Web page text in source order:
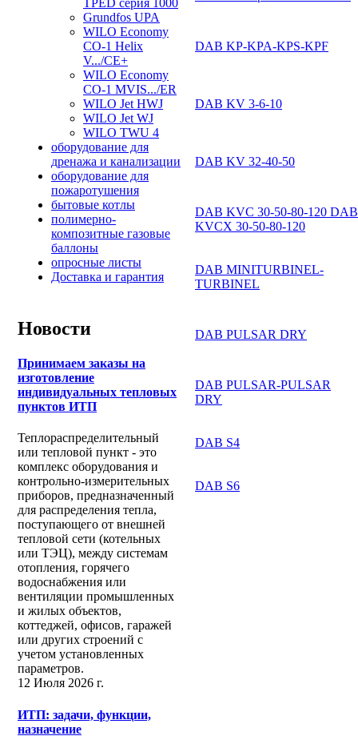
TPED серия 1000
Grundfos UPA
WILO Economy
CO-1 Helix
V.../CE+
WILO Economy
CO-1 MVIS.../ER
WILO Jet HWJ
WILO Jet WJ
WILO TWU 4
оборудование для
дренажа и канализации
оборудование для
пожаротушения
бытовые котлы
полимерно-
композитные газовые
баллоны
опросные листы
Доставка и гарантия
Новости
Принимаем заказы на
изготовление
индивидуальных тепловых
пунктов ИТП
Теплораспределительный
или тепловой пункт - это
комплекс оборудования и
контрольно-измерительных
приборов, предназначенный
для распределения тепла,
поступающего от внешней
тепловой сети (котельных
или ТЭЦ), между системам
отопления, горячего
водоснабжения или
вентиляции промышленных
и жилых объектов,
коттеджей, офисов, гаражей
или других строений с
учетом установленных
параметров.
12 Июля 2026 г.
ИТП: задачи, функции,
назначение
DAB KP-KPA-KPS-KPF
DAB KV 3-6-10
DAB KV 32-40-50
DAB KVC 30-50-80-120 DAB
KVCX 30-50-80-120
DAB MINITURBINEL-
TURBINEL
DAB PULSAR DRY
DAB PULSAR-PULSAR
DRY
DAB S4
DAB S6